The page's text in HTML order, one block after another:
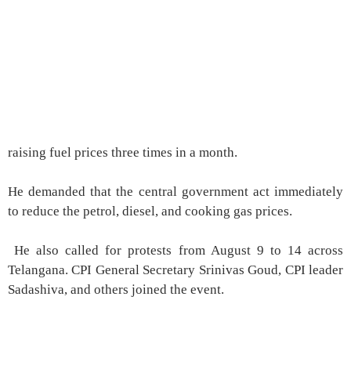
raising fuel prices three times in a month.
He demanded that the central government act immediately
to reduce the petrol, diesel, and cooking gas prices.
He also called for protests from August 9 to 14 across
Telangana. CPI General Secretary Srinivas Goud, CPI leader
Sadashiva, and others joined the event.